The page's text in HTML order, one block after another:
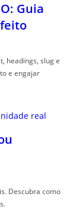
Guia
headings, slug e
e engajar
Descubra como